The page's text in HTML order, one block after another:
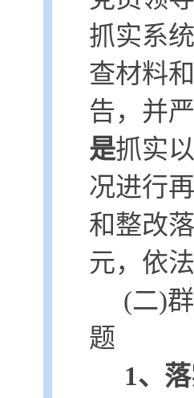
抓实系统
查材料
告，并
是抓实
况进行
和整改
元，依
(二)
题
1、